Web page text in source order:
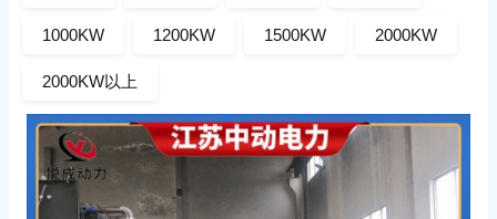
1000KW 1200KW 1500KW 2000KW
2000KW以上